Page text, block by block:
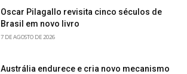
Oscar Pilagallo revisita cinco séculos de
Brasil em novo livro
7 DE AGOSTO DE 2026
Austrália endurece e cria novo mecanismo